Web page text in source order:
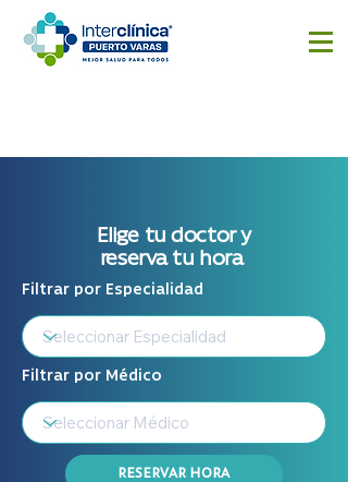
Elige tu doctor y
reserva tu hora
Filtrar por Especialidad
Filtrar por Médico
RESERVAR HORA